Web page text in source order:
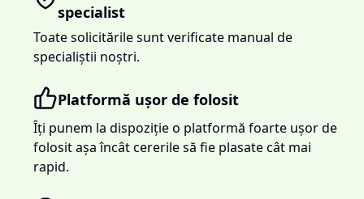
specialist
Toate solicitările sunt verificate manual de
specialiștii noștri.
Platformă ușor de folosit
Îți punem la dispoziție o platformă foarte ușor de
folosit așa încât cererile să fie plasate cât mai
rapid.